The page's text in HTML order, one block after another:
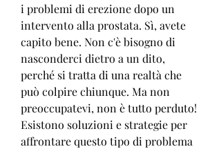
i problemi di erezione dopo un
intervento alla prostata. Sì, avete
capito bene. Non c'è bisogno di
nasconderci dietro a un dito,
perché si tratta di una realtà che
può colpire chiunque. Ma non
preoccupatevi, non è tutto perduto!
Esistono soluzioni e strategie per
affrontare questo tipo di problema